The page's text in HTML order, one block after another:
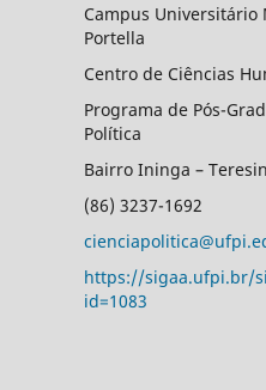
Campus
Portella
Centro de Ciências
Programa de Pós-
Política
Bairro Ininga –
(86) 3237-1692
https://sigaa.ufpi.br/
id=1083